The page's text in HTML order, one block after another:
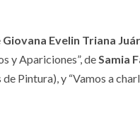
Giovana Evelin Triana
y Apariciones”, deSamia
Pintura), y “Vamos a